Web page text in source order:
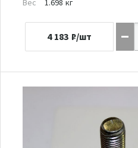
Вес
1.698 кг
4 183 ₽/шт